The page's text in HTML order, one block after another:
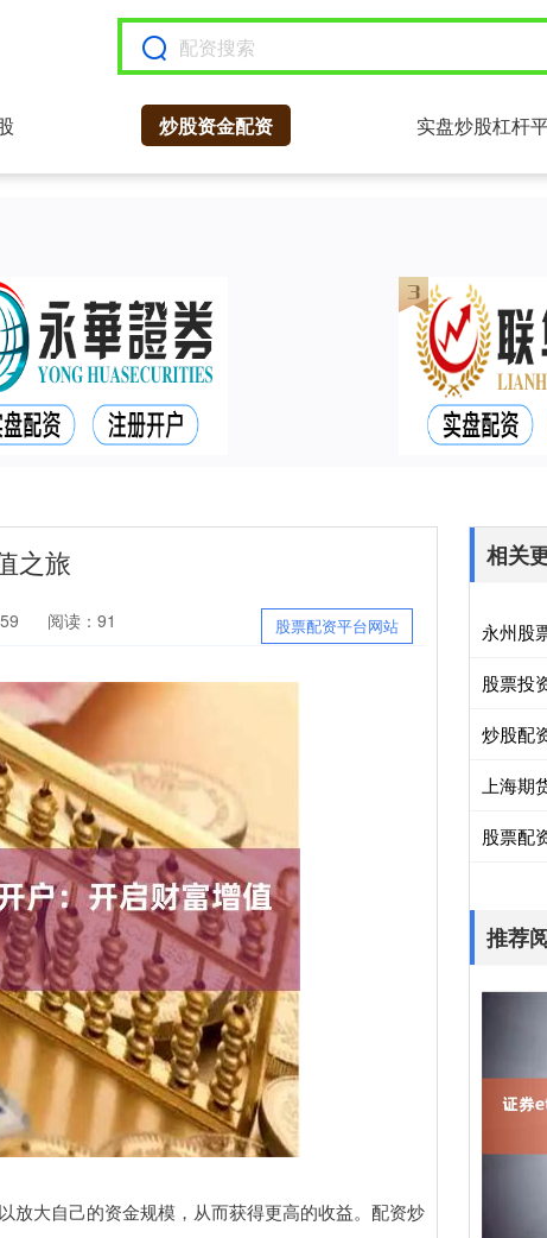
炒股资金配资 实盘炒股杠杆
之旅
股票配资平台网站
阅读：91
放大自己的资金规模，从而获得更高的收益。配资炒
相关
永州股
股票投
炒股配
上海期
股票配
推荐